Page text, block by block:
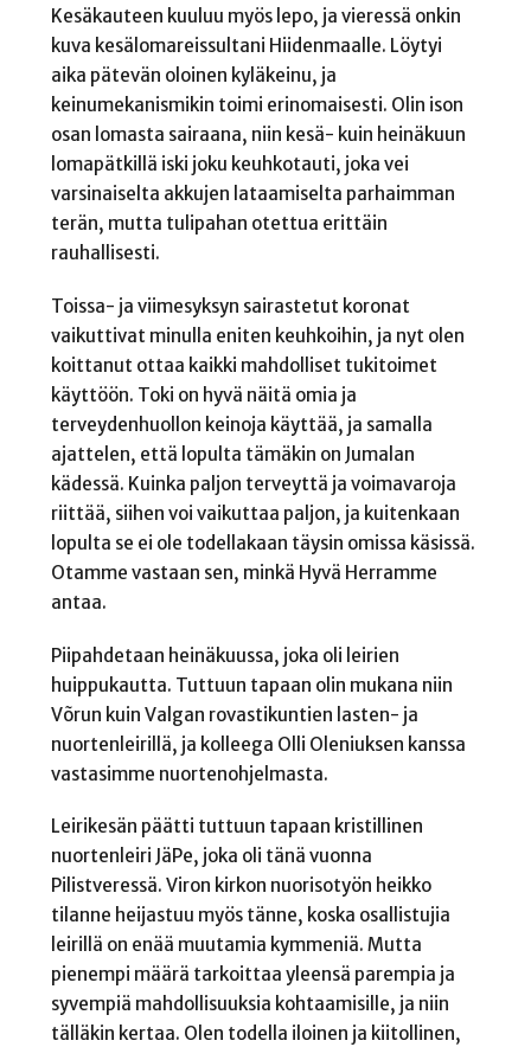
Kesäkauteen kuuluu myös lepo, ja vieressä onkin
kuva kesälomareissultani Hiidenmaalle. Löytyi
aika pätevän oloinen kyläkeinu, ja
keinumekanismikin toimi erinomaisesti. Olin ison
osan lomasta sairaana, niin kesä- kuin heinäkuun
lomapätkillä iski joku keuhkotauti, joka vei
varsinaiselta akkujen lataamiselta parhaimman
terän, mutta tulipahan otettua erittäin
rauhallisesti.
Toissa- ja viimesyksyn sairastetut koronat
vaikuttivat minulla eniten keuhkoihin, ja nyt olen
koittanut ottaa kaikki mahdolliset tukitoimet
käyttöön. Toki on hyvä näitä omia ja
terveydenhuollon keinoja käyttää, ja samalla
ajattelen, että lopulta tämäkin on Jumalan
kädessä. Kuinka paljon terveyttä ja voimavaroja
riittää, siihen voi vaikuttaa paljon, ja kuitenkaan
lopulta se ei ole todellakaan täysin omissa käsissä.
Otamme vastaan sen, minkä Hyvä Herramme
antaa.
Piipahdetaan heinäkuussa, joka oli leirien
huippukautta. Tuttuun tapaan olin mukana niin
Võrun kuin Valgan rovastikuntien lasten- ja
nuortenleirillä, ja kolleega Olli Oleniuksen kanssa
vastasimme nuortenohjelmasta.
Leirikesän päätti tuttuun tapaan kristillinen
nuortenleiri JäPe, joka oli tänä vuonna
Pilistveressä. Viron kirkon nuorisotyön heikko
tilanne heijastuu myös tänne, koska osallistujia
leirillä on enää muutamia kymmeniä. Mutta
pienempi määrä tarkoittaa yleensä parempia ja
syvempiä mahdollisuuksia kohtaamisille, ja niin
tälläkin kertaa. Olen todella iloinen ja kiitollinen,